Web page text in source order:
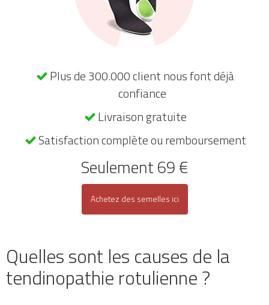
Plus de 300.000 client nous font déjà
confiance
Livraison gratuite
Satisfaction complète ou remboursement
Seulement 69 €
Achetez des semelles ici
Quelles sont les causes de la
tendinopathie rotulienne ?